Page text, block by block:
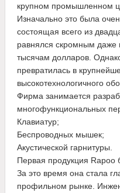
крупном промышленном
Изначально это была
состоящая всего из
равнялся скромным
тысячам долларов.
превратилась в
высокотехнологичного
Фирма занимается
многофункциональных
Клавиатур;
Беспроводных мышек;
Акустической гарнитуры.
Первая продукция Rapoo
За это время она стала
профильном рынке.